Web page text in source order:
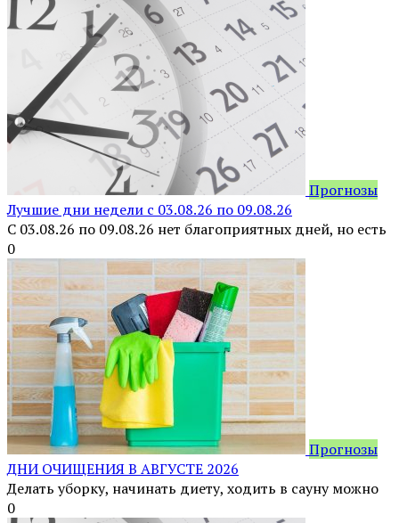
Прогнозы
Лучшие дни недели с 03.08.26 по 09.08.26
С 03.08.26 по 09.08.26 нет благоприятных дней, но есть
0
Прогнозы
ДНИ ОЧИЩЕНИЯ В АВГУСТЕ 2026
Делать уборку, начинать диету, ходить в сауну можно
0